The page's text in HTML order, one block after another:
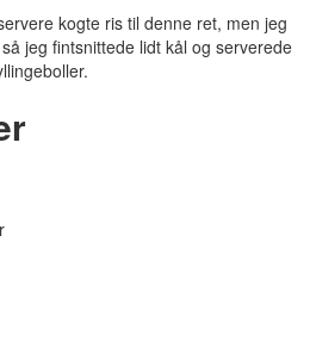
kogte ris til denne ret, men jeg
jeg fintsnittede lidt kål og serverede